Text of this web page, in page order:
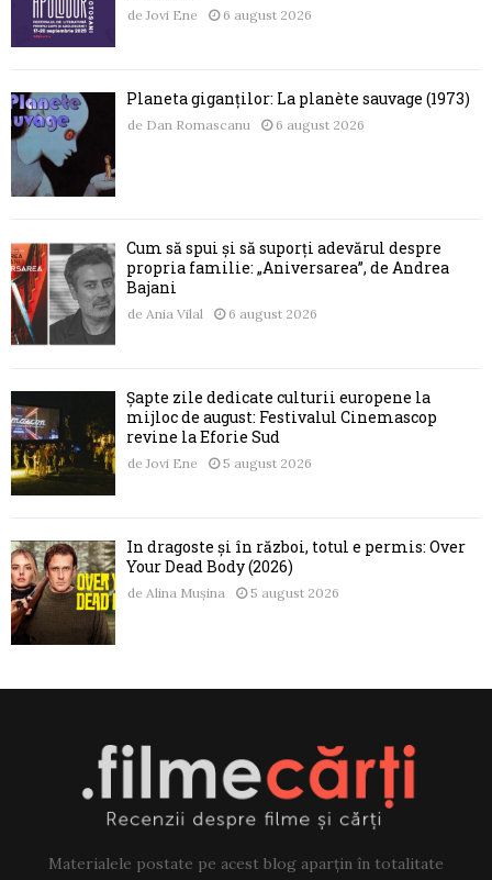
de Jovi Ene 6 august 2026
Planeta giganților: La planète sauvage (1973)
de Dan Romascanu 6 august 2026
Cum să spui și să suporți adevărul despre
propria familie: „Aniversarea”, de Andrea
Bajani
de Ania Vilal 6 august 2026
Șapte zile dedicate culturii europene la
mijloc de august: Festivalul Cinemascop
revine la Eforie Sud
de Jovi Ene 5 august 2026
În dragoste și în război, totul e permis: Over
Your Dead Body (2026)
de Alina Mușina 5 august 2026
Materialele postate pe acest blog aparțin în totalitate